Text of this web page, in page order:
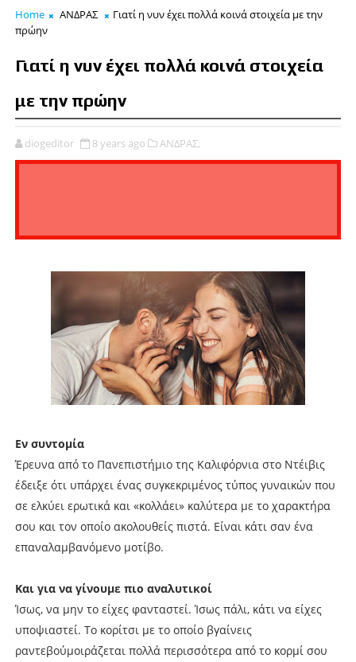
Home ΑΝΔΡΑΣ
Γιατί η νυν έχει πολλά κοινά στοιχεία με την
πρώην
Γιατί η νυν έχει πολλά κοινά στοιχεία
με την πρώην
diogeditor 8 years ago ΑΝΔΡΑΣ,
Εν συντομία
Έρευνα από το Πανεπιστήμιο της Καλιφόρνια στο Ντέιβις
έδειξε ότι υπάρχει ένας συγκεκριμένος τύπος γυναικών που
σε ελκύει ερωτικά και «κολλάει» καλύτερα με το χαρακτήρα
σου και τον οποίο ακολουθείς πιστά. Είναι κάτι σαν ένα
επαναλαμβανόμενο μοτίβο.
Και για να γίνουμε πιο αναλυτικοί
Ίσως, να μην το είχες φανταστεί. Ίσως πάλι, κάτι να είχες
υποψιαστεί. Το κορίτσι με το οποίο βγαίνεις
ραντεβούμοιράζεται πολλά περισσότερα από το κορμί σου